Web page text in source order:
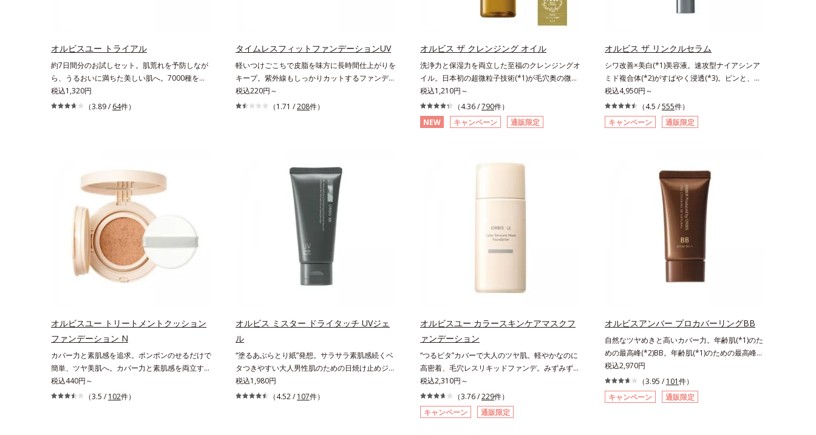
さで肌にぴったり密着し、SPF50+・PA++++とい
方に。シワ改善・美白を叶えながら、紫外線を味
方にしてあなたの肌を守る最高峰顔用日焼け止め
です。*1 メラニンの生成を抑え、シミ・ソバカ
スを防ぐ*2 化粧膜のくずれにくさ、肌をうるお
ことで保湿成分を浸透促進すること（角層まで）
*5 保湿成分*6 角層まで＜使用量目安＞大きめの
パール1粒程度 ※全顔使用の場合＜使用ステッ
プ＞洗顔料 ⇒ 化粧水 ⇒ 保湿液 ⇒オルビス リン
クルブライトUVプロテクター N各商品の詳しい
情報は商品ページをご覧ください。・BEAUTY夏
テップで上向き(*10)のハリと透明感を。効果的
援します。*1 メラニンの生成を抑え、シミ・
ソバカスを防ぐ（ウォッシュ除く）*2 オルビ
ス内スキンケアシリーズの保湿力*3 年齢に応
じたお手入れのこと*4 うるおいによる*5 乾
燥、ハリ・ツヤのなさ*6 乾燥による*7 保湿
成分*8 ロニセラカエルレア果汁、ノバラエキ
ス配合＝うるおいを与えハリと透明感に満ちた肌
気持ちのことアレルギーテスト済＝全ての方にア
レルギーが起こらないということではありませ
オルビスユー トライアル
約7日間分のお試しセット。肌荒れを予防しなが
ら、うるおいに満ちた美しい肌へ。7000種を超
える成分から厳選し、「うるおいの質(*1)」に着
目した初期エイジングケア(*2)シリーズオルビス
て、「DF-パンテノール(*3)」を国内唯一(*4)、
高濃度で配合。角層のバリア機能にアプローチし
て肌荒れを防ぎ、肌不調にゆらがない肌を叶えま
す。そして、独自研究に基づいたアプローチ成分
「MCアクティベーター(*5)」。肌のうるおいを
引き出し・高めて、ハリ感あふれる肌へと導きま
す。うるおいに満ちたゆらがない肌をご体感いた
だくために設計された3ステップで、いつも力強
く美しくあり続けるあなたを応援します。*1
ノールW*4 2022年5月 Mintel社データベース
ソウエキス配合＝肌にうるおいを与え、うるおい
に満ちたハリツヤ肌へ導く保湿成分アレルギーテ
スト済＝全ての方にアレルギーが起こらないとい
うことではありません。
税込1,320円
（3.89 / 64件）
タイムレスフィットファンデーションUV
軽いつけごこちで皮脂を味方に長時間仕上がりを
キープ。紫外線もしっかりカットするファンデー
ション。皮脂を味方に軽やかな仕上がりが続く、
UVカットパウダーファンデーションです。皮脂
すみ補正パウダー(*3)配合で、皮脂や汗に濡れて
もくすみにくく。2種のパウダー(*4)がベールを
まとうように肌のノイズをふわっとカバーし、厚
塗り感を軽減。粉っぽさを感じさせない、軽やか
な美肌に整えます。SPF30・PA+++で日中の紫外
線もしっかりカットします。※外観色や肌に塗布
した直後の色が濃く見えますが、肌になじんだ後
の色みは他のファンデーションと同等です。*1
炭酸Ca配合＝化粧持ち向上粉体*2 （HDI/トリメ
チロールヘキシルラクトン）クロスポリマー、メ
バーパウダーEX（アルミナ、ヒアルロン酸
ギン酸Na、マイカ）配合＝仕上がり向上成分
税込220円～
（1.71 /208件）
オルビス ザ クレンジング オイル
洗浄力と保湿力を両立した至福のクレンジングオ
イル。日本初の超微粒子技術(*1)が毛穴奥の微細
な汚れにアプローチ。圧倒的な洗浄力と毛穴悩み
に着目したクレンジングオイルです。日本初・超
微粒子技術(*1)で、さっと塗り広げるだけで濃い
メイクはもちろん毛穴悩みも取り去り、一瞬で気
化成は独自の先端研究により、ナノバブルよりも
い流した瞬間に汚れが肌に再付着することを防止
し、細かい毛穴汚れをごっそりするん！角栓溶解
オイル(*4)が詰まりや黒ずみも溶かして、毛穴の
圧巻の洗浄力と保湿力を叶え、毛穴目立ち(*6)や
くなる晴れやかな肌に導きます。*1 ポーラ化成
湿）で形成するミセルから、汚れをはね返す水の
膜をつくる技術が日本初（2024年12月時点、J－
GLOBALによる自社調べ）*2 オルビス内でかつ
てないオイルクレンジングのこと*3 ポーラ化成
独自の（Ｃ１２－２０）アルキルグルコシド（保
湿）で形成するミセル*4 炭酸ジカプリリル*5 乾
税込1,210円～
（4.36 /790件）
NEW
キャンペーン 通販限定
オルビス ザ リンクルセラム
シワ改善×美白(*1)美容液。速攻型ナイアシンア
ミド複合体(*2)がすばやく浸透(*3)。ピンと、パ
ッと。大人の肌にハリ感を。シワ改善×美白(*1)
美容液。ポーラ化成 研究所の独自研究で見出し
た、速攻型ナイアシンアミド複合体(*2)と浸透サ
ポート成分(*4)を配合。シワ改善・美白の有効成
齢とともに刻まれる深い悩みのシワを改善しなが
ら、過剰なメラニン生成を防ぎ未来のシミ・ソバ
カスを予防します。さらに独自研究に基づいた浸
透型ハリ保湿成分(*6)で大人肌にハリ感をプラ
ス。するっと伸び広がるテクスチャーで、"顔全
体にご使用いただける設計"。見えているシワは
もちろん、自分では気づきにくい死角のシワの改
抑え、シミ・ソバカスを防ぐ*2 ナイアシンアミ
K石けん素地、ホホバアルコール、トリステアリ
おける自社従来品処方との比較*6 ドクダミエキ
ス、シクロヘキサンジカルボン酸ビスエトキシジ
グリコール（保湿）＜使用量目安＞パール1粒程
度＜ご使用ステップ＞洗顔料 ⇒ 化粧水 ⇒ ザ リ
ンクルセラム ⇒ 保湿液＜1商品あたりの使用回
税込4,950円～
（4.5 /555件）
キャンペーン
通販限定
オルビスユー トリートメントクッション
ファンデーション N
カバー力と素肌感を追求。ポンポンのせるだけで
簡単、ツヤ美肌へ。カバー力と素肌感を両立す
る、簡単ツヤ美肌クッションファンデーションで
す。多方向へ光を拡散し、高いソフトフォーカス
税込440円～
（3.5 / 102件）
オルビス ミスター ドライタッチ UVジェ
ル
“塗るあぶらとり紙”発想。サラサラ素肌感続くベ
タつきやすい大人男性肌のための日焼け止めジェ
ル。メンズブランド「オルビス ミスター」の日
焼け止めです。SPF50+・PA++++で紫外線からし
税込1,980円
（4.52 / 107件）
オルビスユー カラースキンケアマスクフ
ァンデーション
“つるピタ”カバーで大人のツヤ肌。軽やかなのに
高密着、毛穴レスリキッドファンデ。みずみずし
く、とけ込むように密着カバー毛穴レスでなめら
かな質感美へ導く、リキッドファンデーション
「カバーはしたいけど厚塗り感はイヤ」「素肌が
もともとキレイな人だと思われたい」そんなお客
税込2,310円～
（3.76 /229件）
キャンペーン
通販限定
オルビスアンバー プロカバーリングBB
自然なツヤめきと高いカバー力。年齢肌(*1)のた
めの最高峰(*2)BB。年齢肌(*1)のための最高峰
(*2)BBクリームです。肌のアラを光でふわりと
とばし、くすみや凹凸も軽やかにカバー。さらに
厚みのあるテクスチャーが均一にのび広がり、し
っかりカバーしながらも自然な仕上がりです。年
税込2,970円
（3.95 / 101件）
キャンペーン
通販限定